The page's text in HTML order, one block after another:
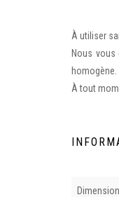
À utiliser
Nous
homogène.
À tout